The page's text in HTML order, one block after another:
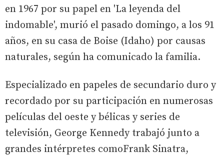
en 1967 por su papel en 'La leyenda del
indomable', murió el pasado domingo, a los 91
años, en su casa de Boise (Idaho) por causas
naturales, según ha comunicado la familia.
Especializado en papeles de secundario duro y
recordado por su participación en numerosas
películas del oeste y bélicas y series de
televisión, George Kennedy trabajó junto a
grandes intérpretes comoFrank Sinatra,